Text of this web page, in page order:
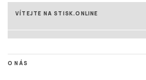
VÍTEJTE NA STISK.ONLINE
O NÁS